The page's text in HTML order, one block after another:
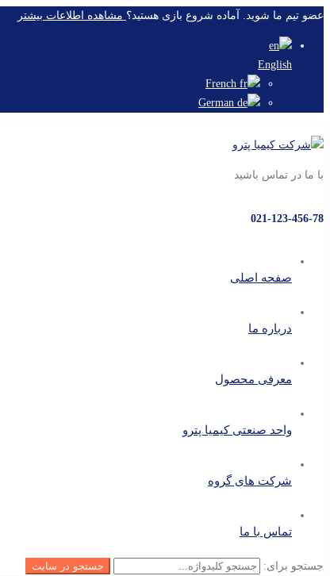
عضو تیم ما شوید. آماده شروع بازی هستید؟ مشاهده اطلاعات بیشتر
English
French
German
با ما در تماس باشید
021-123-456-78
صفحه اصلی
درباره ما
معرفی محصول
واحد صنعتی کیمیا پترو
شرکت های گروه
تماس با ما
جستجو برای: جستجو در سایت